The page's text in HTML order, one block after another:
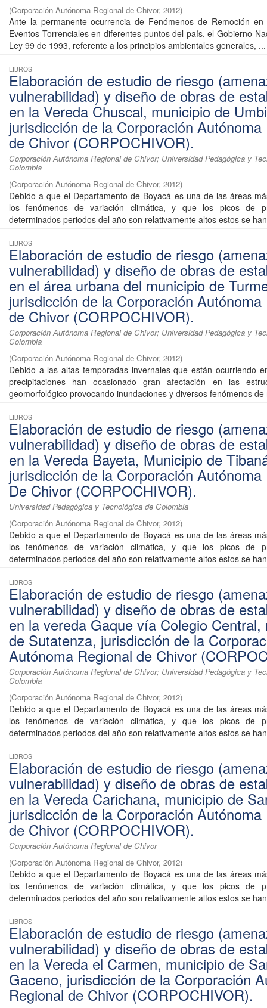
(Corporación Autónoma Regional de Chivor, 2012)
Ante la permanente ocurrencia de Fenómenos de Remoción
Eventos Torrenciales en diferentes puntos del país, el Gobierno
Ley 99 de 1993, referente a los principios ambientales generales, ...
LIBROS
Elaboración de estudio de riesgo
vulnerabilidad) y diseño de obras de
en la Vereda Chuscal, municipio de
jurisdicción de la Corporación Autónoma
de Chivor (CORPOCHIVOR).
Corporación Autónoma Regional de Chivor; Universidad Pedagógica y
Colombia
(Corporación Autónoma Regional de Chivor, 2012)
Debido a que el Departamento de Boyacá es una de las áreas
los fenómenos de variación climática, y que los picos de
determinados periodos del año son relativamente altos estos se
LIBROS
Elaboración de estudio de riesgo
vulnerabilidad) y diseño de obras de
en el área urbana del municipio de
jurisdicción de la Corporación Autónoma
de Chivor (CORPOCHIVOR).
Corporación Autónoma Regional de Chivor; Universidad Pedagógica y
Colombia
(Corporación Autónoma Regional de Chivor, 2012)
Debido a las altas temporadas invernales que están ocurriendo
precipitaciones han ocasionado gran afectación en las
geomorfológico provocando inundaciones y diversos fenómenos
LIBROS
Elaboración de estudio de riesgo
vulnerabilidad) y diseño de obras de
en la Vereda Bayeta, Municipio de
jurisdicción de la Corporación Autónoma
De Chivor (CORPOCHIVOR).
Universidad Pedagógica y Tecnológica de Colombia
(Corporación Autónoma Regional de Chivor, 2012)
Debido a que el Departamento de Boyacá es una de las áreas
los fenómenos de variación climática, y que los picos de
determinados periodos del año son relativamente altos estos se
LIBROS
Elaboración de estudio de riesgo
vulnerabilidad) y diseño de obras de
en la vereda Gaque vía Colegio Central,
de Sutatenza, jurisdicción de la
Autónoma Regional de Chivor
Corporación Autónoma Regional de Chivor; Universidad Pedagógica y
Colombia
(Corporación Autónoma Regional de Chivor, 2012)
Debido a que el Departamento de Boyacá es una de las áreas
los fenómenos de variación climática, y que los picos de
determinados periodos del año son relativamente altos estos se
LIBROS
Elaboración de estudio de riesgo
vulnerabilidad) y diseño de obras de
en la Vereda Carichana, municipio de
jurisdicción de la Corporación Autónoma
de Chivor (CORPOCHIVOR).
Corporación Autónoma Regional de Chivor
(Corporación Autónoma Regional de Chivor, 2012)
Debido a que el Departamento de Boyacá es una de las áreas
los fenómenos de variación climática, y que los picos de
determinados periodos del año son relativamente altos estos se
LIBROS
Elaboración de estudio de riesgo
vulnerabilidad) y diseño de obras de
en la Vereda el Carmen, municipio de
Gaceno, jurisdicción de la Corporación
Regional de Chivor (CORPOCHIVOR).